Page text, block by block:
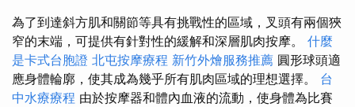
為了到達斜方肌和關節等具有挑戰性的區域，叉頭有兩個狹
窄的末端，可提供有針對性的緩解和深層肌肉按摩。 什麼
是卡式台胞證 北屯按摩療程 新竹外燴服務推薦 圓形球頭適
應身體輪廓，使其成為幾乎所有肌肉區域的理想選擇。 台
中水療療程 由於按摩器和體內血液的流動，使身體為比賽